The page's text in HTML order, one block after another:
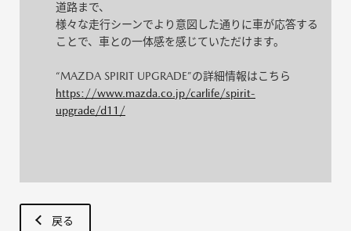
道路まで、
様々な走行シーンでより意図した通りに車が応答する
ことで、車との一体感を感じていただけます。
“MAZDA SPIRIT UPGRADE”の詳細情報はこちら
https://www.mazda.co.jp/carlife/spirit-
upgrade/d11/
戻る